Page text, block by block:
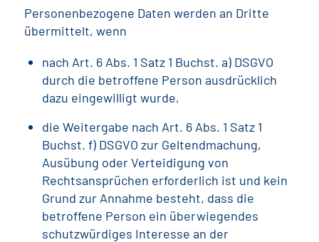
Personenbezogene Daten werden an Dritte
übermittelt, wenn
nach Art. 6 Abs. 1 Satz 1 Buchst. a) DSGVO
durch die betroffene Person ausdrücklich
dazu eingewilligt wurde,
die Weitergabe nach Art. 6 Abs. 1 Satz 1
Buchst. f) DSGVO zur Geltendmachung,
Ausübung oder Verteidigung von
Rechtsansprüchen erforderlich ist und kein
Grund zur Annahme besteht, dass die
betroffene Person ein überwiegendes
schutzwürdiges Interesse an der